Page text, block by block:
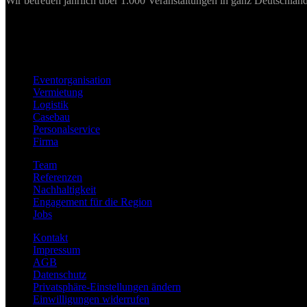
Eventorganisation
Vermietung
Logistik
Casebau
Personalservice
Firma
Team
Referenzen
Nachhaltigkeit
Engagement für die Region
Jobs
Kontakt
Impressum
AGB
Datenschutz
Privatsphäre-Einstellungen ändern
Einwilligungen widerrufen